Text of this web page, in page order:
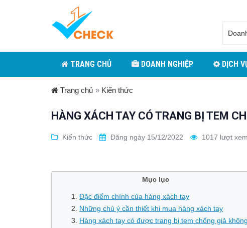
TRANG CHỦ DOANH NGHIỆP DỊCH
Trang chủ » Kiến thức
HÀNG XÁCH TAY CÓ TRANG BỊ TEM
Kiến thức Đăng ngày 15/12/2022 1017 lượt xem
Mục lục
Đặc điểm chính của hàng xách tay
Những chú ý cần thiết khi mua hàng xách tay
Hàng xách tay có được trang bị tem chống giả